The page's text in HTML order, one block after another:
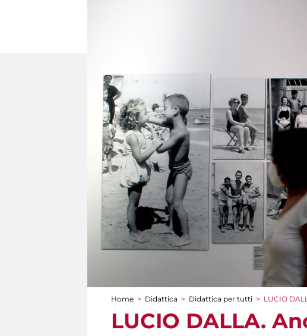
Tu sei qui
Home > Didattica > Didattica per tutti > LUCIO
LUCIO DALLA.